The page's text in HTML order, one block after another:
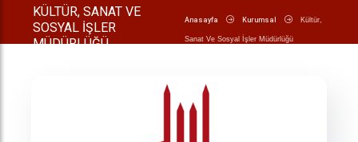
KÜLTÜR, SANAT VE
SOSYAL İŞLER
MÜDÜRLÜĞÜ
Anasayfa Kurumsal Kültür,
Sanat Ve Sosyal İşler Müdürlüğü